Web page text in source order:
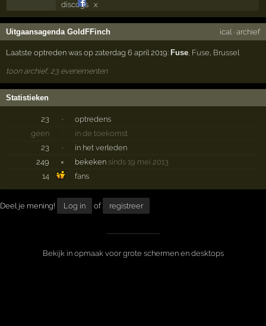
Uitgaansagenda GoldFFinch ical· archief
Laatste optreden was op zaterdag 6 april 2019:Fuse Fuse Brussel
toon archief, 23 evenementen
Statistieken
23 ·
optredens
geen
·
in de toekomst
23
·
in het verleden
249
× bekeken sinds 19 mei 2013
14
fans
Deel je mening! Log in of registreer
Bekijk in opmaak voor grote schermen en desktops